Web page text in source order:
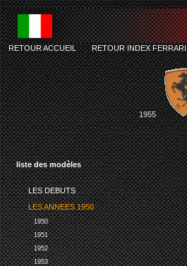
liste des modèles
LES DEBUTS
LES ANNEES 1950
1950
1951
1952
1953
RETOUR ACCUEIL-RETOUR INDEX FERRARI
1955